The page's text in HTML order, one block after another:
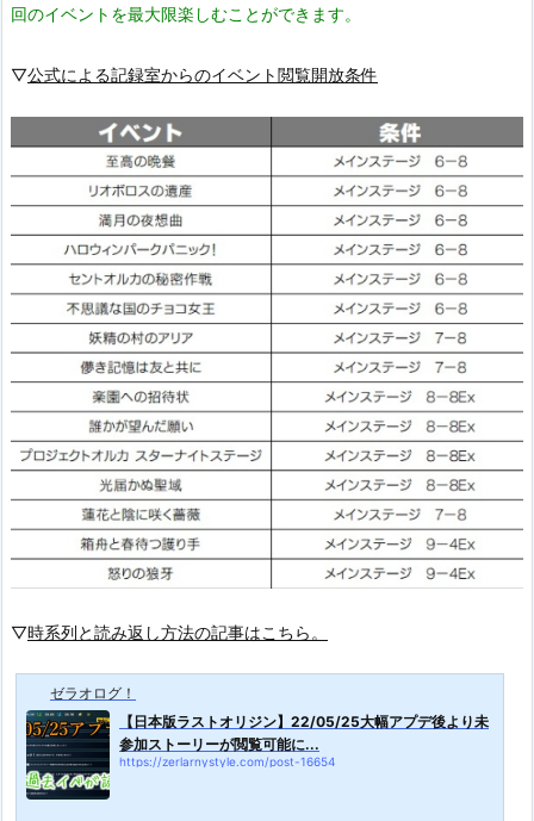
回のイベントを最大限楽しむことができます。
▽公式による記録室からのイベント閲覧開放条件
▽時系列と読み返し方法の記事はこちら。
ゼラオログ！
【日本版ラストオリジン】22/05/25大幅アプデ後より未
参加ストーリーが閲覧可能に...
https://zerlarnystyle.com/post-16654